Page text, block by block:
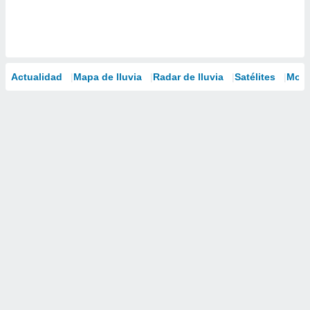
Actualidad Mapa de lluvia Radar de lluvia Satélites